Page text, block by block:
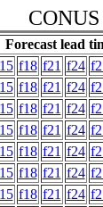
Forecast lead
f18 f21 f24
f18 f21 f24
f18 f21 f24
f18 f21 f24
f18 f21 f24
f18 f21 f24
f18 f21 f24